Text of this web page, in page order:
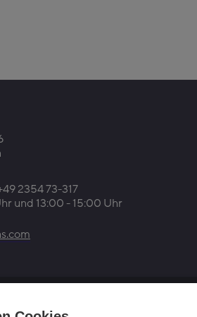
2354 73-317
und 13:00 - 15:00 Uhr